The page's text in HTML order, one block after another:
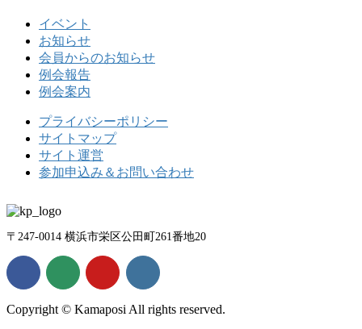
イベント
お知らせ
会員からのお知らせ
例会報告
例会案内
プライバシーポリシー
サイトマップ
サイト運営
参加申込み＆お問い合わせ
〒247-0014 横浜市栄区公田町261番地20
Copyright © Kamaposi All rights reserved.